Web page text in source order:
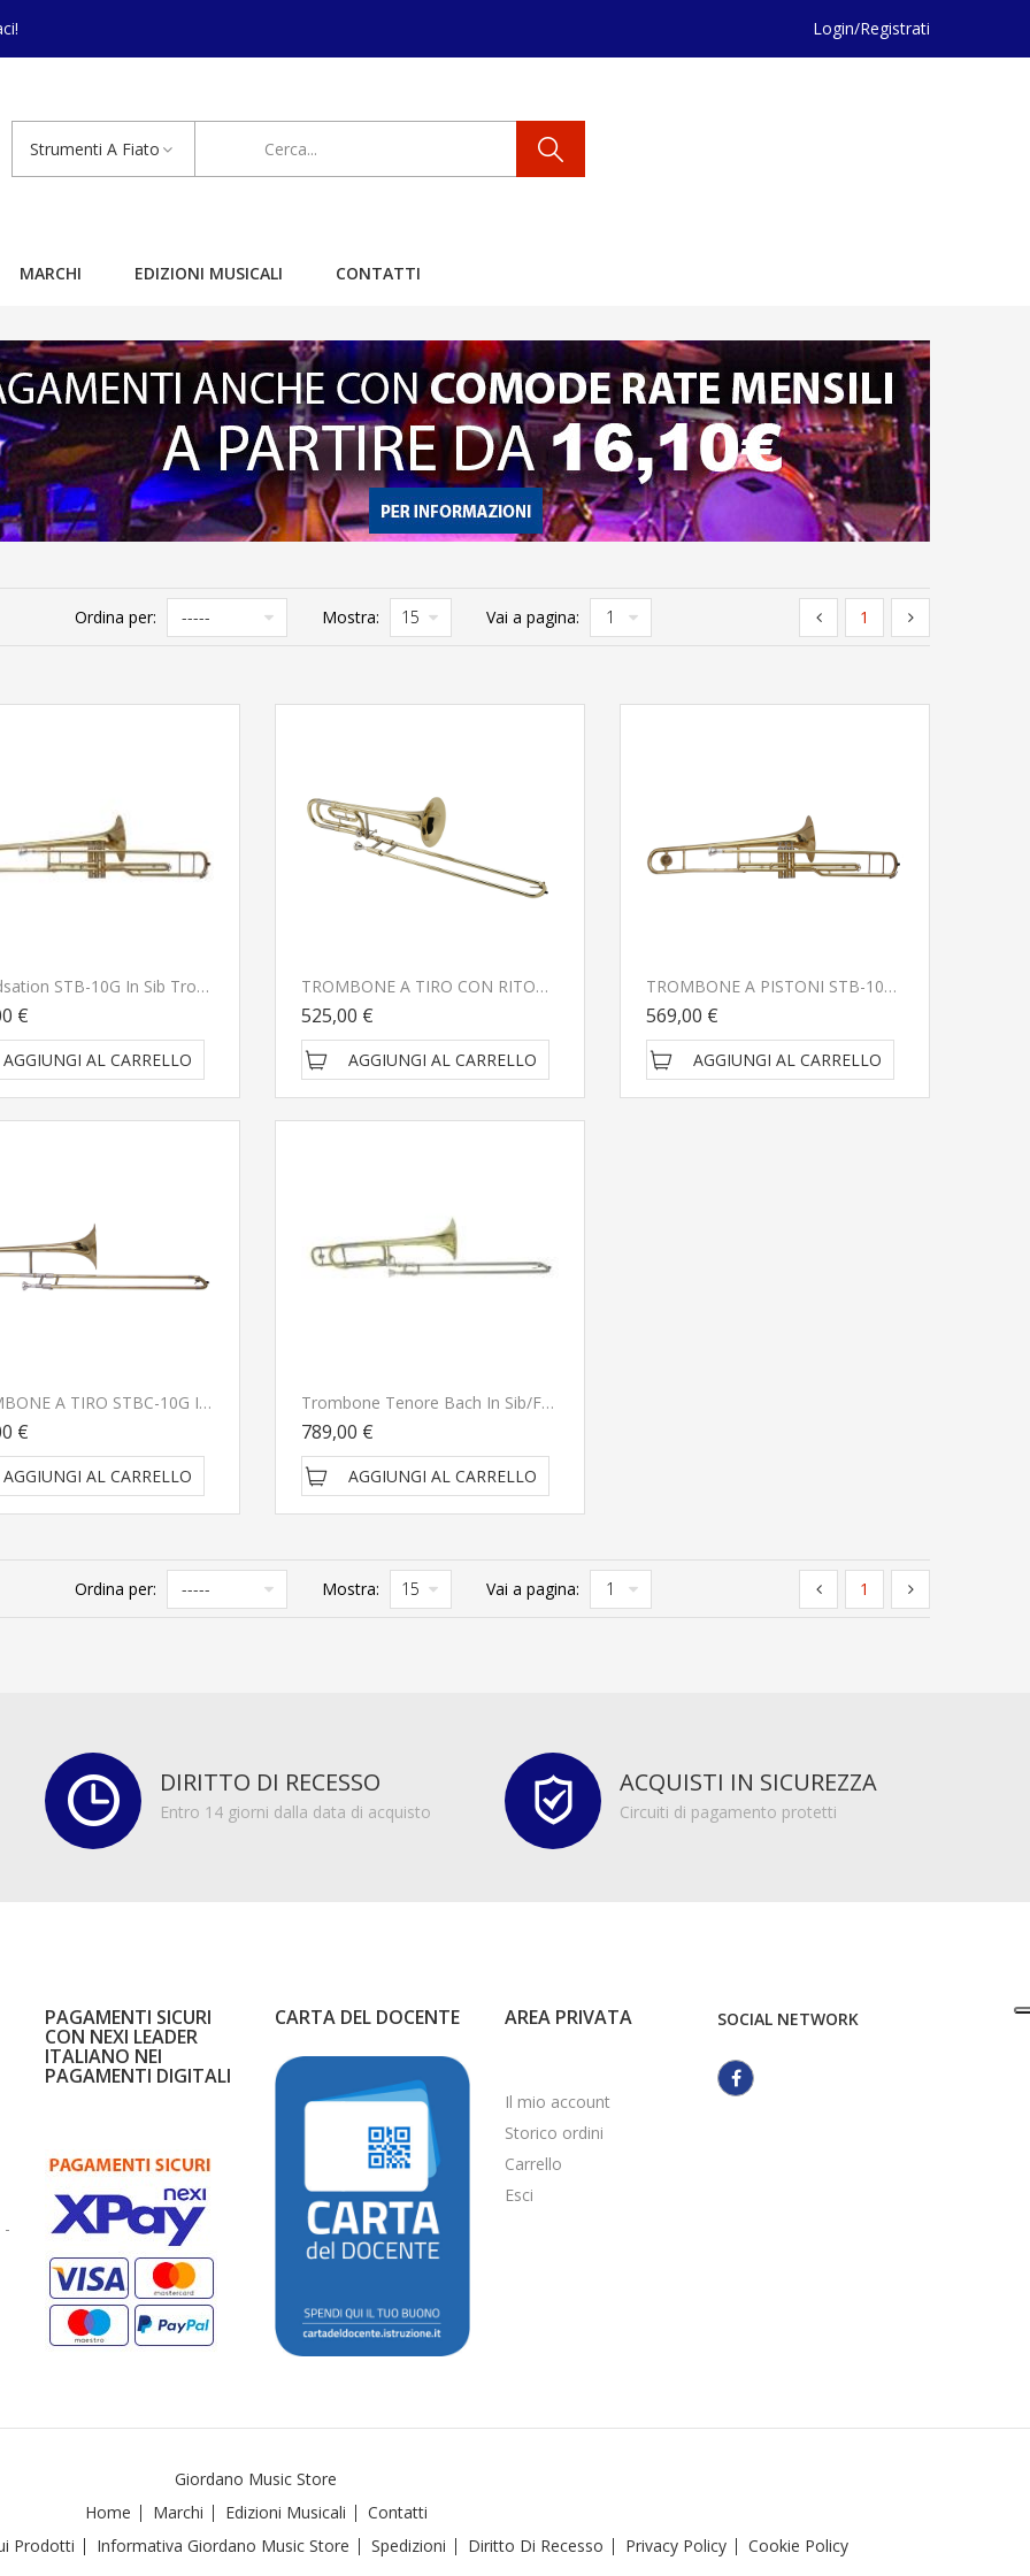
Login/Registrati
Strumenti A Fiato
MARCHI EDIZIONI MUSICALI CONTATTI
Ordina per: Mostra: Vai a pagina: 1
Soundsation STB-10G In Sib Trombone NUOVO ARRIVO
€
AGGIUNGI AL CARRELLO
TROMBONE A TIRO CON RITORTA IN FA STBF-20G In Sib/Fa GOLD SOUNDSATION
525,00 €
AGGIUNGI AL CARRELLO
TROMBONE A PISTONI STB-10G In Sib GOLD SOUNDSATION
569,00 €
AGGIUNGI AL CARRELLO
TROMBONE A TIRO STBC-10G In Sib GOLD SOUNDSATION
€
AGGIUNGI AL CARRELLO
Trombone Tenore Bach In Sib/Fa TB503B - SPEDITO GRATIS PRONTA CONSEGNA
789,00 €
AGGIUNGI AL CARRELLO
Ordina per: Mostra: Vai a pagina: 1
DIRITTO DI RECESSO
Entro 14 giorni dalla data di acquisto
ACQUISTI IN SICUREZZA
Circuiti di pagamento protetti
-
PAGAMENTI SICURI
CON NEXI LEADER
ITALIANO NEI
PAGAMENTI DIGITALI
CARTA DEL DOCENTE AREA PRIVATA
Il mio account
Storico ordini
Carrello
Esci
SOCIAL NETWORK
Giordano Music Store
Home
Marchi Edizioni Musicali
Contatti
Prodotti
Informativa Giordano Music Store Spedizioni Diritto Di Recesso Privacy Policy Cookie Policy